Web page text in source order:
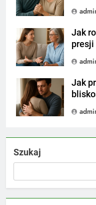
Jak
presji
Jak
Szukaj